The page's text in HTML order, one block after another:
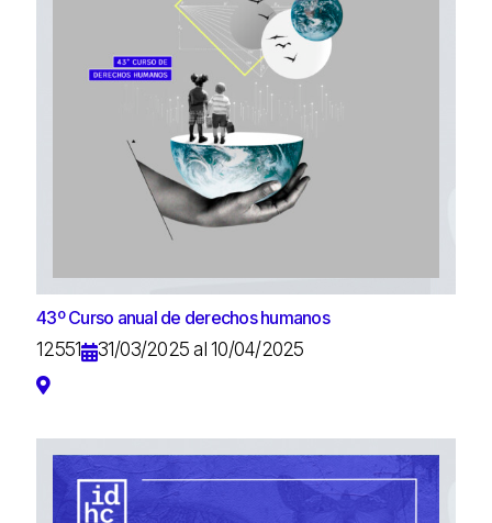
43º Curso anual de derechos humanos
12551
31/03/2025 al 10/04/2025